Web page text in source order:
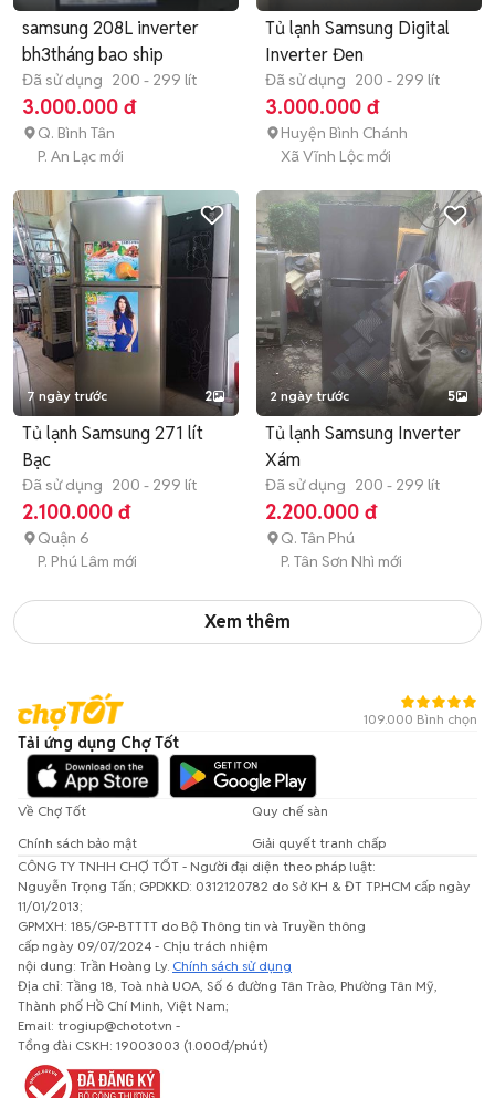
samsung 208L inverter
bh3tháng bao ship
Đã sử dụng 200 - 299 lít
3.000.000 đ
Q. Bình Tân
P. An Lạc mới
Tủ lạnh Samsung Digital
Inverter Đen
Đã sử dụng 200 - 299 lít
3.000.000 đ
Huyện Bình Chánh
Xã Vĩnh Lộc mới
7 ngày trước 2
Tủ lạnh Samsung 271 lít
Bạc
Đã sử dụng 200 - 299 lít
2.100.000 đ
Quận 6
P. Phú Lâm mới
2 ngày trước 5
Tủ lạnh Samsung Inverter
Xám
Đã sử dụng 200 - 299 lít
2.200.000 đ
Q. Tân Phú
P. Tân Sơn Nhì mới
Xem thêm
109.000 Bình chọn
Tải ứng dụng Chợ Tốt
Về Chợ Tốt
Quy chế sàn
Chính sách bảo mật
Giải quyết tranh chấp
CÔNG TY TNHH CHỢ TỐT - Người đại diện theo pháp luật:
Nguyễn Trọng Tấn; GPDKKD: 0312120782 do Sở KH & ĐT TP.HCM cấp ngày
11/01/2013;
GPMXH: 185/GP-BTTTT do Bộ Thông tin và Truyền thông
cấp ngày 09/07/2024 - Chịu trách nhiệm
nội dung: Trần Hoàng Ly. Chính sách sử dụng
Địa chỉ: Tầng 18, Toà nhà UOA, Số 6 đường Tân Trào, Phường Tân Mỹ,
Thành phố Hồ Chí Minh, Việt Nam;
Email: trogiup@chotot.vn -
Tổng đài CSKH: 19003003 (1.000đ/phút)